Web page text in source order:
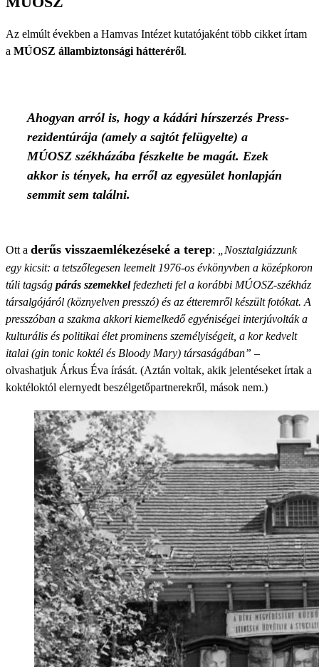
Az elmúlt években a Hamvas Intézet kutatójaként több cikket írtam
a MÚOSZ állambiztonsági hátteréről.
Ahogyan arról is, hogy a kádári hírszerzés Press-
rezidentúrája (amely a sajtót felügyelte) a
MÚOSZ székházába fészkelte be magát. Ezek
akkor is tények, ha erről az egyesület honlapján
semmit sem találni.
Ott a derűs visszaemlékezéseké a terep:
„Nosztalgiázzunk
egy kicsit: a tetszőlegesen leemelt 1976-os évkönyvben a középkoron
túli tagság párás szemekkelfedezheti fel a korábbi MÚOSZ-székház
társalgójáról (köznyelven presszó) és az étteremről készült fotókat. A
presszóban a szakma akkori kiemelkedő egyéniségei interjúvolták a
kulturális és politikai élet prominens személyiségeit, a kor kedvelt
italai (gin tonic koktél és Bloody Mary) társaságában” –
olvashatjuk Árkus Éva írását. (Aztán voltak, akik jelentéseket írtak a
koktéloktól elernyedt beszélgetőpartnerekről, mások nem.)